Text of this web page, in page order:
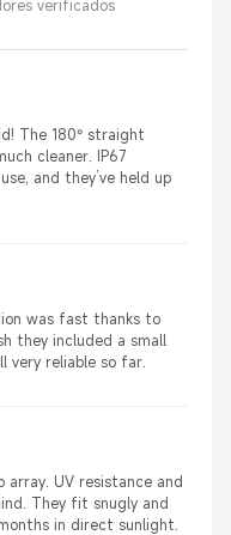
verificados
The 180° straight
cleaner. IP67
and they’ve held up
was fast thanks to
they included a small
very reliable so far.
UV resistance and
They fit snugly and
in direct sunlight.